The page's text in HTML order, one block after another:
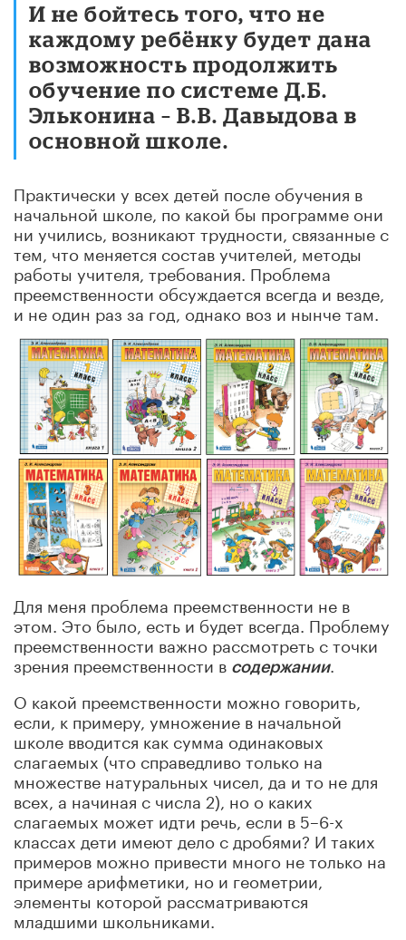
И не бойтесь того, что не
каждому ребёнку будет дана
возможность продолжить
обучение по системе Д.Б.
Эльконина – В.В. Давыдова в
основной школе.
Практически у всех детей после обучения в
начальной школе, по какой бы программе они
ни учились, возникают трудности, связанные с
тем, что меняется состав учителей, методы
работы учителя, требования. Проблема
преемственности обсуждается всегда и везде,
и не один раз за год, однако воз и нынче там.
Для меня проблема преемственности не в
этом. Это было, есть и будет всегда. Проблему
преемственности важно рассмотреть с точки
зрения преемственности в содержании.
О какой преемственности можно говорить,
если, к примеру, умножение в начальной
школе вводится как сумма одинаковых
слагаемых (что справедливо только на
множестве натуральных чисел, да и то не для
всех, а начиная с числа 2), но о каких
слагаемых может идти речь, если в 5–6-х
классах дети имеют дело с дробями? И таких
примеров можно привести много не только на
примере арифметики, но и геометрии,
элементы которой рассматриваются
младшими школьниками.